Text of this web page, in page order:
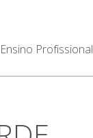
Ensino Profissional